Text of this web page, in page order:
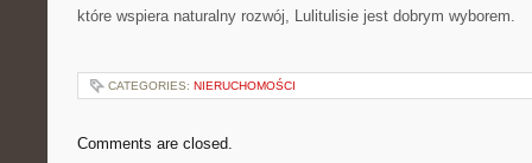
które wspiera naturalny rozwój, Lulitulisie jest dobrym wyborem.
CATEGORIES: NIERUCHOMOŚCI
Comments are closed.